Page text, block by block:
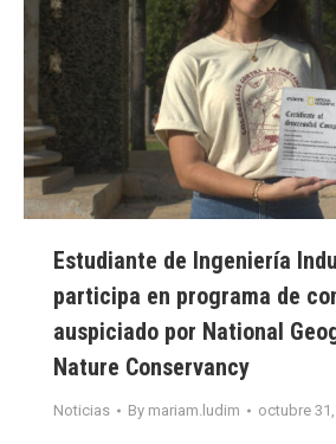
Estudiante de Ingeniería
participa en programa de
auspiciado por National
Nature Conservancy
Noticias By mariam.ludim octubre